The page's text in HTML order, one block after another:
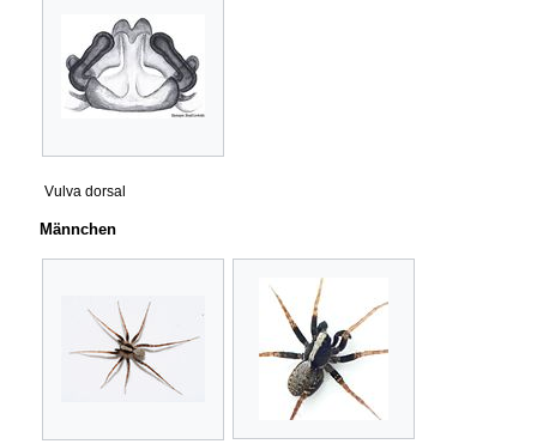
Vulva dorsal
Männchen